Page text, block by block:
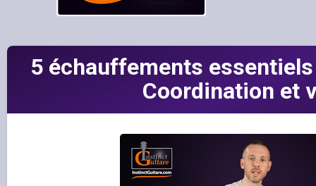
5 échauffements
Coordination et